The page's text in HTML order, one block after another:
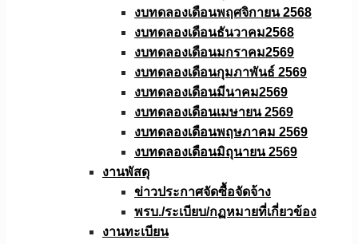
งบทดลองเดือนพฤศจิกายน 2568
งบทดลองเดือนธันวาคม2568
งบทดลองเดือนมกราคม2569
งบทดลองเดือนกุมภาพันธ์ 2569
งบทดลองเดือนมีนาคม2569
งบทดลองเดือนเมษายน 2569
งบทดลองเดือนพฤษภาคม 2569
งบทดลองเดือนมิถุนายน 2569
งานพัสดุ
ข่าวประกาศจัดซื้อจัดจ้าง
พรบ./ระเบียบ/กฏหมายที่เกี่ยวข้อง
งานทะเบียน